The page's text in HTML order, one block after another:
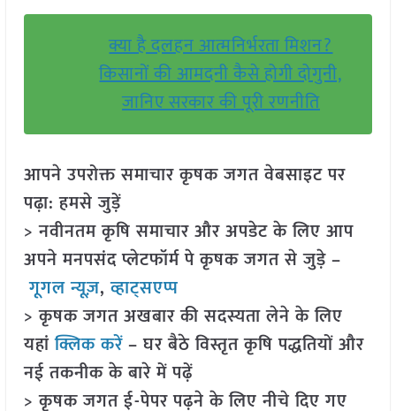
क्या है दलहन आत्मनिर्भरता मिशन?
किसानों की आमदनी कैसे होगी दोगुनी,
जानिए सरकार की पूरी रणनीति
आपने उपरोक्त समाचार कृषक जगत वेबसाइट पर
पढ़ा: हमसे जुड़ें
> नवीनतम कृषि समाचार और अपडेट के लिए आप
अपने मनपसंद प्लेटफॉर्म पे कृषक जगत से जुड़े –
गूगल न्यूज़,व्हाट्सएप्प
> कृषक जगत अखबार की सदस्यता लेने के लिए
यहांक्लिक करें– घर बैठे विस्तृत कृषि पद्धतियों और
नई तकनीक के बारे में पढ़ें
> कृषक जगत ई-पेपर पढ़ने के लिए नीचे दिए गए